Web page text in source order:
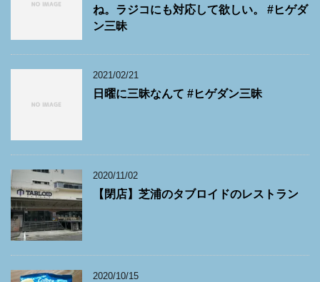
ね。ラジコにも対応して欲しい。 #ヒゲダ
ン三昧
2021/02/21
日曜に三昧なんて #ヒゲダン三昧
2020/11/02
【閉店】芝浦のタブロイドのレストラン
2020/10/15